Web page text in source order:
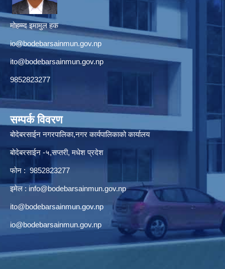
मोहम्म्द इमामुल हक
io@bodebarsainmun.gov.np
ito@bodebarsainmun.gov.np
9852823277
सम्पर्क विवरण
बोदेबरसाईन नगरपालिका,नगर कार्यपालिकाको कार्यालय
बोदेबरसाईन -५,सप्तरी, मधेश प्रदेश
फोन : 9852823277
इमेल : info@bodebarsainmun.gov.np
ito@bodebarsainmun.gov.np
io@bodebarsainmun.gov.np